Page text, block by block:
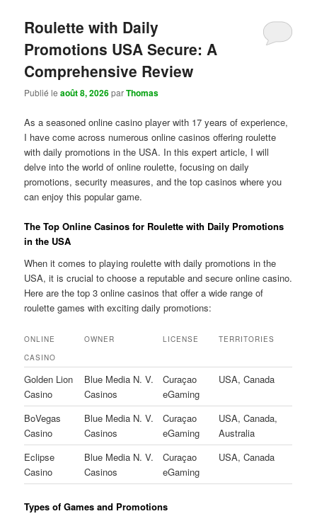
Roulette with Daily
Promotions USA Secure: A
Comprehensive Review
Publié leaoût 8, 2026parThomas
As a seasoned online casino player with 17 years of experience,
I have come across numerous online casinos offering roulette
with daily promotions in the USA. In this expert article, I will
delve into the world of online roulette, focusing on daily
promotions, security measures, and the top casinos where you
can enjoy this popular game.
The Top Online Casinos for Roulette with Daily Promotions
in the USA
When it comes to playing roulette with daily promotions in the
USA, it is crucial to choose a reputable and secure online casino.
Here are the top 3 online casinos that offer a wide range of
roulette games with exciting daily promotions:
ONLINE
CASINO
OWNER LICENSE TERRITORIES
Golden Lion
Casino
Blue Media N. V.
Casinos
Curaçao
eGaming
USA, Canada
BoVegas
Casino
Blue Media N. V.
Casinos
Curaçao
eGaming
USA, Canada,
Australia
Eclipse
Casino
Blue Media N. V.
Casinos
Curaçao
eGaming
USA, Canada
Types of Games and Promotions